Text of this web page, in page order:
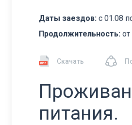
Даты заездов: с 01.08
Продолжительность:
Скачать
питания.